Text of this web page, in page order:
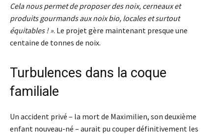
Cela nous permet de proposer des noix, cerneaux et
produits gourmands aux noix bio, locales et surtout
équitables ! ». Le projet gère maintenant presque une
centaine de tonnes de noix.
Turbulences dans la coque
familiale
Un accident privé – la mort de Maximilien, son deuxième
enfant nouveau-né – aurait pu couper définitivement les